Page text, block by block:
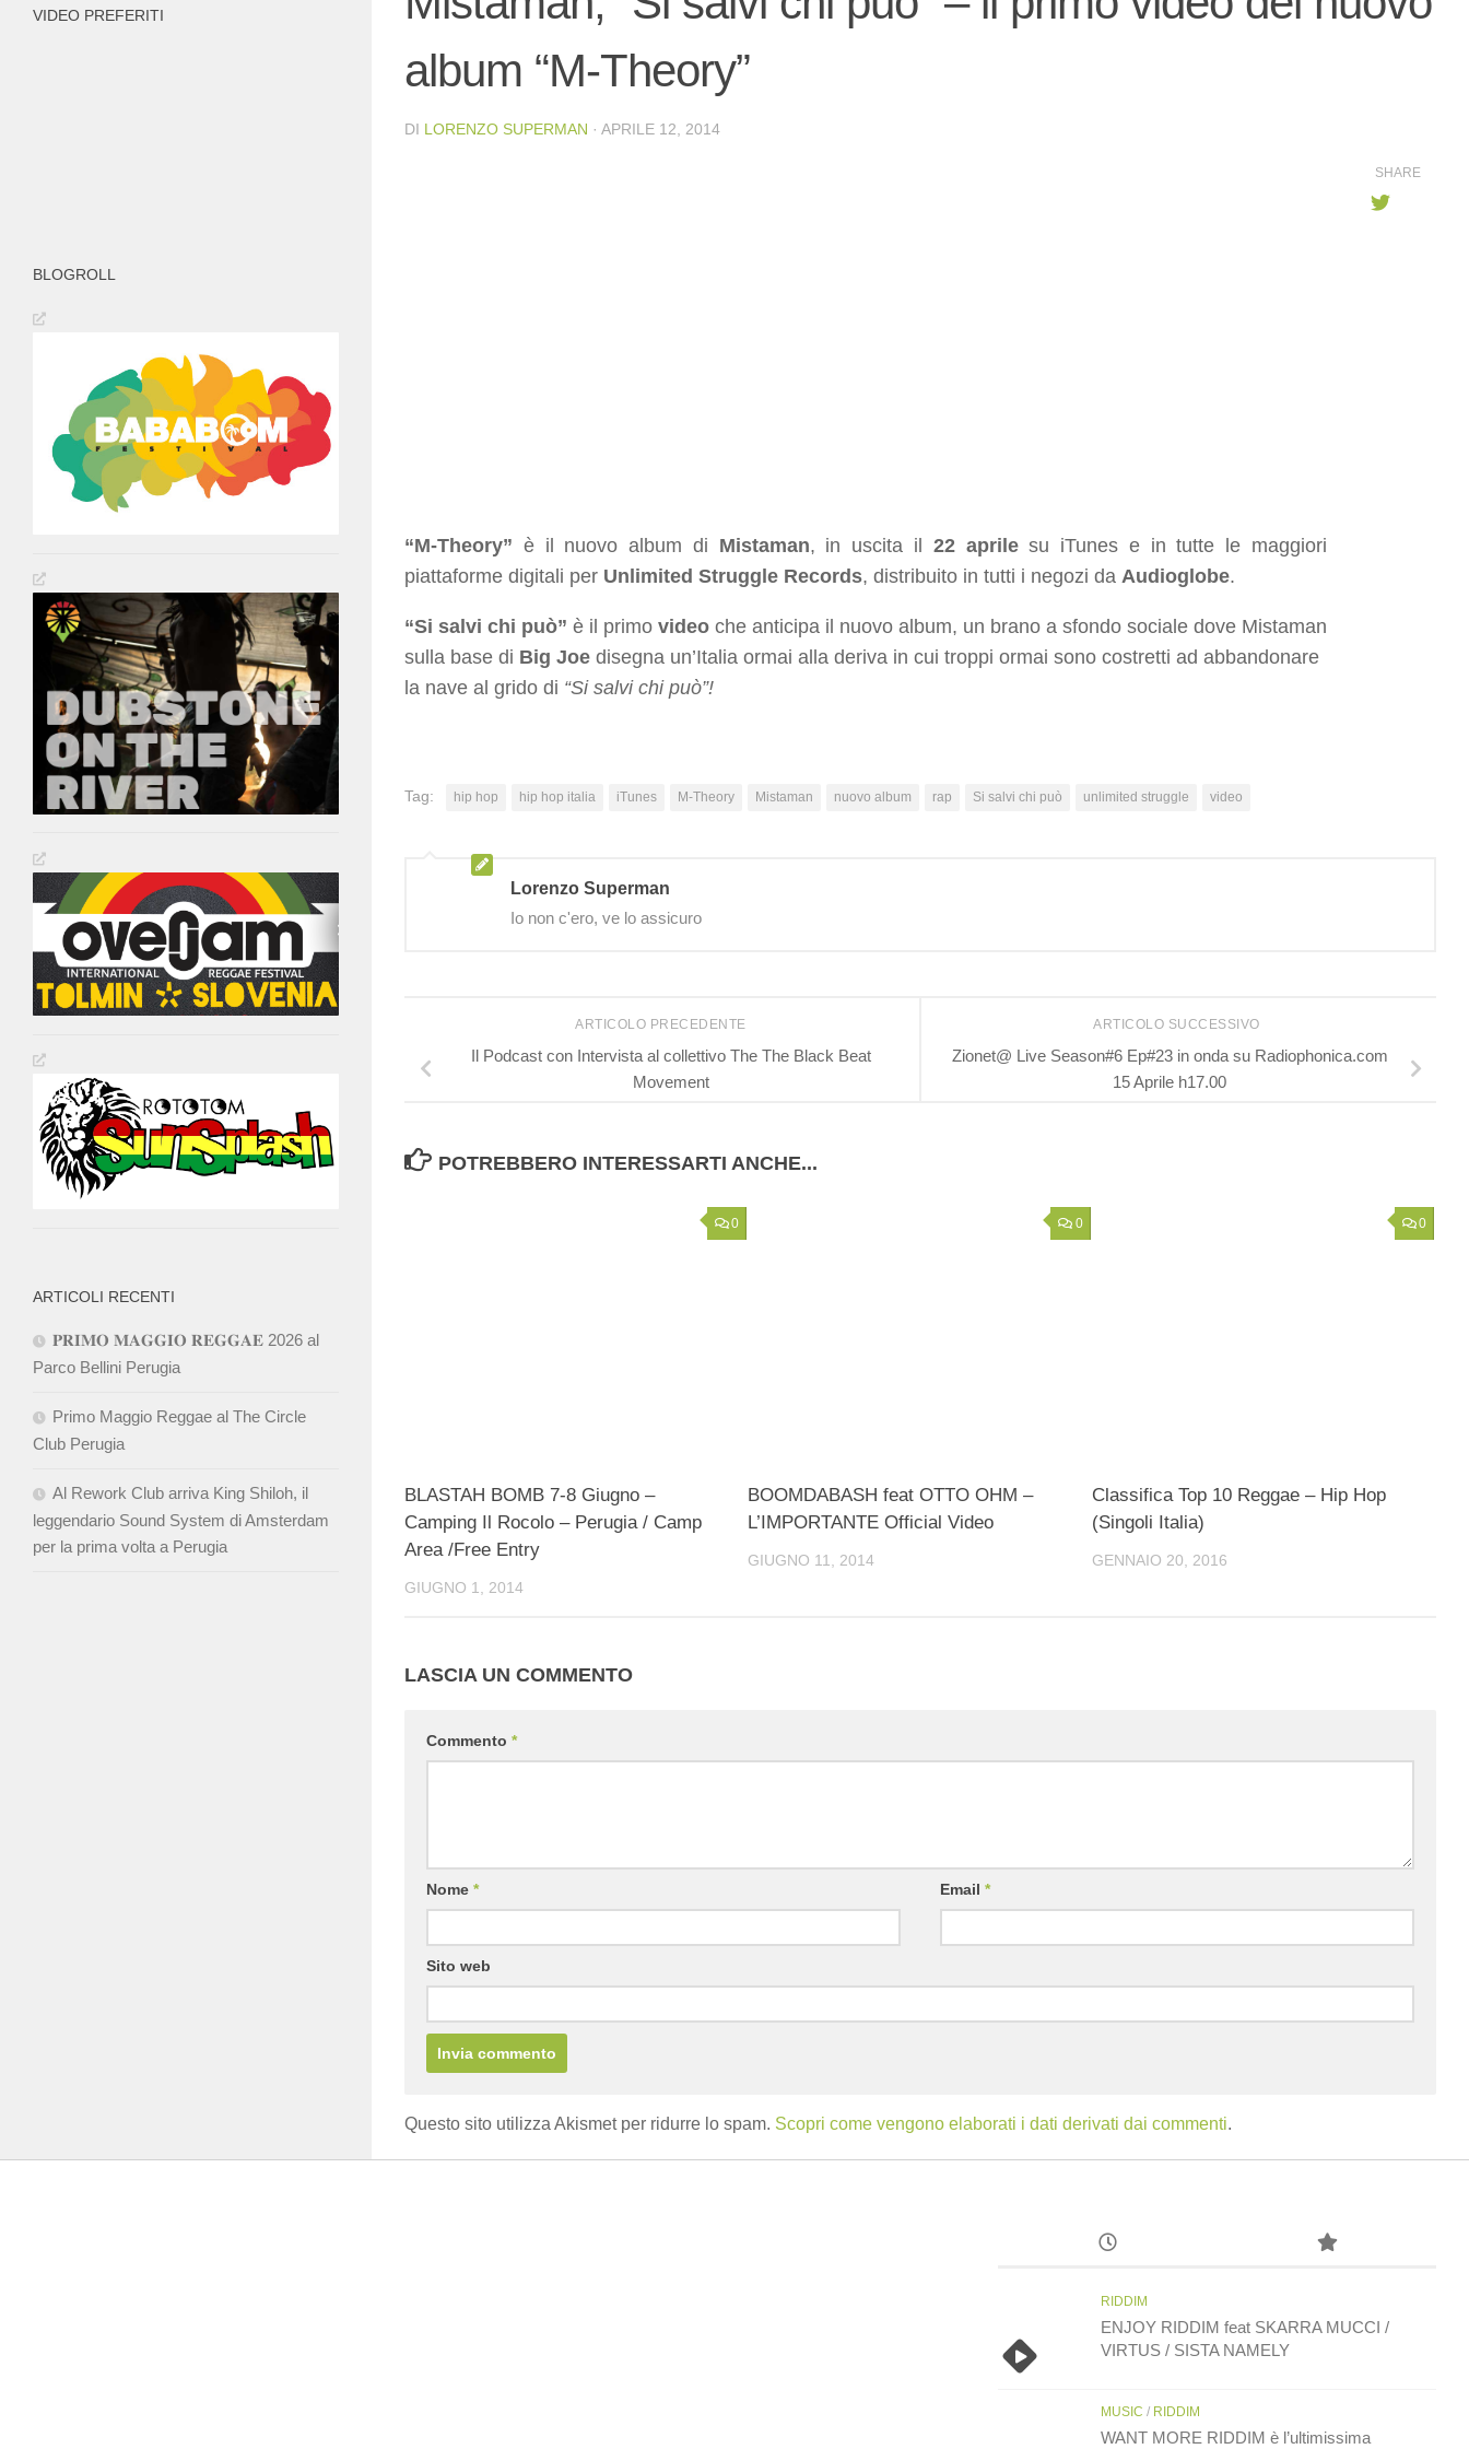
album “M-Theory”
DI LORENZO SUPERMAN · APRILE 12, 2014
“M-Theory” è il nuovo album di Mistaman, in uscita il 22 aprilesu iTunes e in tutte le maggiori
piattaforme digitali per Unlimited Struggle Records, distribuito in tutti i negozi da Audioglobe.
“Si salvi chi può” è il primo video che anticipa il nuovo album, un brano a sfondo sociale dove Mistaman
sulla base di Big Joe disegna un’Italia ormai alla deriva in cui troppi ormai sono costretti ad abbandonare
la nave al grido di “Si salvi chi può”!
SHARE
Tag: hip hop hip hop italia iTunes M-Theory Mistaman nuovo album rap Si salvi chi può unlimited struggle video
Lorenzo Superman
Io non c'ero, ve lo assicuro
ARTICOLO SUCCESSIVO
Zionet@ Live Season#6 Ep#23 in onda su Radiophonica.com
15 Aprile h17.00
ARTICOLO PRECEDENTE
Il Podcast con Intervista al collettivo The The Black Beat
Movement
POTREBBERO INTERESSARTI ANCHE...
0
BLASTAH BOMB 7-8 Giugno –
Camping Il Rocolo – Perugia / Camp
Area /Free Entry
GIUGNO 1, 2014
0
BOOMDABASH feat OTTO OHM –
L’IMPORTANTE Official Video
GIUGNO 11, 2014
0
Classifica Top 10 Reggae – Hip Hop
(Singoli Italia)
GENNAIO 20, 2016
LASCIA UN COMMENTO
Commento *
Nome * Email*
Sito web
Questo sito utilizza Akismet per ridurre lo spam. Scopri come vengono elaborati i dati derivati dai commenti.
VIDEO PREFERITI
BLOGROLL
ARTICOLI RECENTI
𝐏𝐑𝐈𝐌𝐎 𝐌𝐀𝐆𝐆𝐈𝐎 𝐑𝐄𝐆𝐆𝐀𝐄 2026 al
Parco Bellini Perugia
Primo Maggio Reggae al The Circle
Club Perugia
Al Rework Club arriva King Shiloh, il
leggendario Sound System di Amsterdam
per la prima volta a Perugia
RIDDIM
ENJOY RIDDIM feat SKARRA MUCCI /
VIRTUS / SISTA NAMELY
MUSIC / RIDDIM
WANT MORE RIDDIM è l’ultimissima